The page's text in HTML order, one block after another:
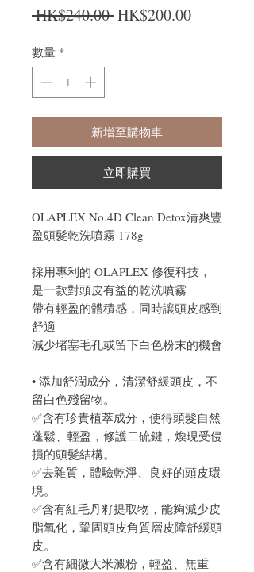
HK$240.00 一般價格
HK$200.00促銷價格
數量 *
新增至購物車
立即購買
OLAPLEX No.4D Clean Detox清爽豐
盈頭髮乾洗噴霧 178g
採用專利的 OLAPLEX 修復科技，
是一款對頭皮有益的乾洗噴霧
帶有輕盈的體積感，同時讓頭皮感到
舒適
減少堵塞毛孔或留下白色粉末的機會
• 添加舒潤成分，清潔舒緩頭皮，不
留白色殘留物。
✅含有珍貴植萃成分，使得頭髮自然
蓬鬆、輕盈，修護二硫鍵，煥現受侵
損的頭髮結構。
✅去雜質，體驗乾淨、良好的頭皮環
境。
✅含有紅毛丹籽提取物，能夠減少皮
脂氧化，鞏固頭皮角質層皮障舒緩頭
皮。
✅含有細微大米澱粉，輕盈、無重